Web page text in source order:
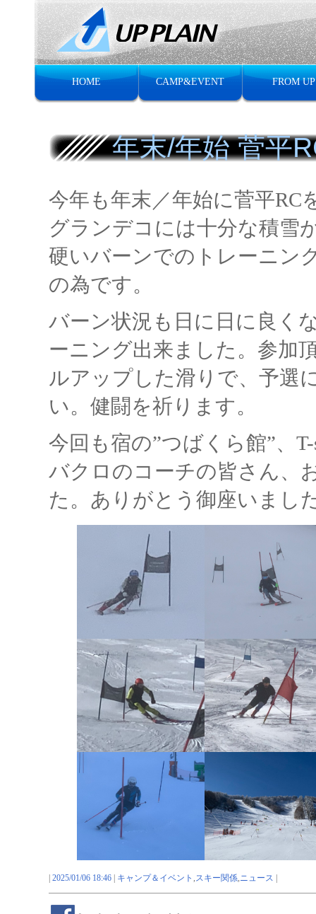
HOME CAMP&EVENT FROM UP
年末/年始 菅平
今年も年末／年始に菅平RC
グランデコには十分な積雪
硬いバーンでのトレーニン
の為です。
バーン状況も日に日に良く
ーニング出来ました。参加
ルアップした滑りで、予選
い。健闘を祈ります。
今回も宿の”つばくら館”、
バクロのコーチの皆さん、
た。ありがとう御座いまし
2025/01/06 18:46 キャンプ＆イベント ,スキー関係,ニュース